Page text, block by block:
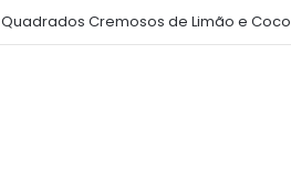
Quadrados Cremosos de Limão e Coco